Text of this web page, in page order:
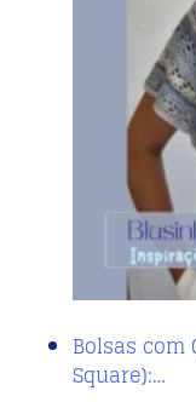
Bolsas com
Square):…